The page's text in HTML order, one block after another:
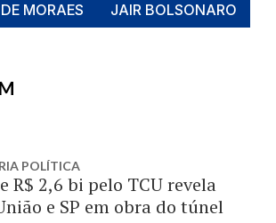
MORAES
JAIR BOLSONARO
POLÍTICA
R$ 2,6 bi pelo TCU revela
e SP em obra do túnel